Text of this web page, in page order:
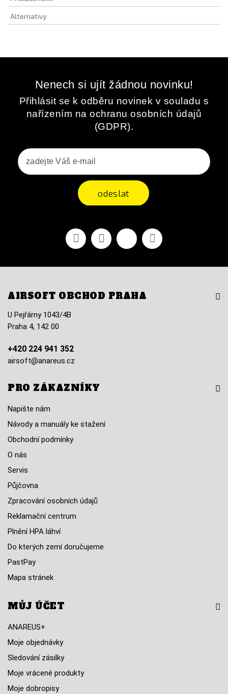
Alternativy
Nenech si ujít žádnou novinku!
Přihlásit se k odběru novinek v souladu s
nařízením na ochranu osobních údajů
(GDPR).
odeslat
FacebookYouTubeVimeo Instagram
AIRSOFT OBCHOD PRAHA
U Pejřárny 1043/4B
Praha 4, 142 00
+420 224 941 352
airsoft@anareus.cz
PRO ZÁKAZNÍKY
Napište nám
Návody a manuály ke stažení
Obchodní podmínky
O nás
Servis
Půjčovna
Zpracování osobních údajů
Reklamační centrum
Plnění HPA láhví
Do kterých zemí doručujeme
PastPay
Mapa stránek
MŮJ ÚČET
ANAREUS+
Moje objednávky
Sledování zásilky
Moje vrácené produkty
Moje dobropisy